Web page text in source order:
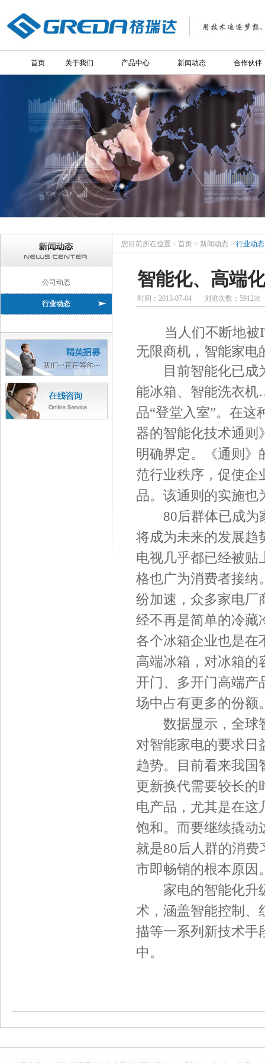
首页 关于我们 产品中心 新闻动态 合作伙伴
公司动态
行业动态
您目前所在位置： 首页 > 新闻动态 > 行业动态
智能化、高端
时间： 2013-07-04 浏览次数： 5912次
当人们不断地被IT
无限商机，智能家电
目前智能化已成为
能冰箱、智能洗衣
品“登堂入室”。在
器的智能化技术通则
明确界定。《通则》
范行业秩序，促使企
品。该通则的实施也
80后群体已成为家
将成为未来的发展趋
电视几乎都已经被贴
格也广为消费者接纳
纷加速，众多家电厂
经不再是简单的冷藏
各个冰箱企业也是在
高端冰箱，对冰箱的
开门、多开门高端产
场中占有更多的份额
数据显示，全球智
对智能家电的要求日
趋势。目前看来我国
更新换代需要较长的
电产品，尤其是在这
饱和。而要继续撬动
就是80后人群的消
市即畅销的根本原因
家电的智能化升级
术，涵盖智能控制、
描等一系列新技术手
中。